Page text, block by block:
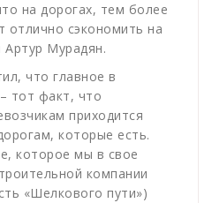
на дорогах, тем более
отлично сэкономить на
Мурадян.
что главное в
тот факт, что
приходится
которые есть.
которое мы в свое
компании
«Шелкового пути»)